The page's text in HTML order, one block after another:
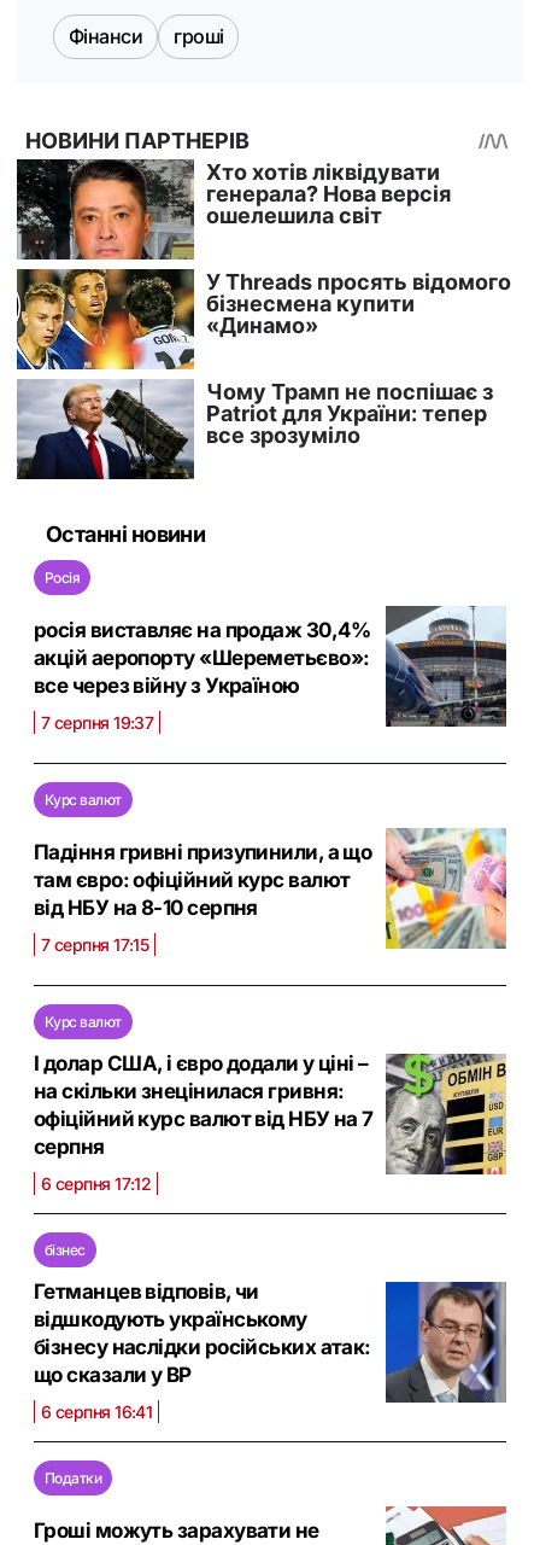
Фінанси гроші
Останні новини
Росія
росія виставляє на продаж 30,4%
акцій аеропорту «Шереметьєво»:
все через війну з Україною
7 серпня 19:37
Курс валют
Падіння гривні призупинили, а що
там євро: офіційний курс валют
від НБУ на 8-10 серпня
7 серпня 17:15
Курс валют
І долар США, і євро додали у ціні –
на скільки знецінилася гривня:
офіційний курс валют від НБУ на 7
серпня
6 серпня 17:12
бізнес
Гетманцев відповів, чи
відшкодують українському
бізнесу наслідки російських атак:
що сказали у ВР
6 серпня 16:41
Податки
Гроші можуть зарахувати не